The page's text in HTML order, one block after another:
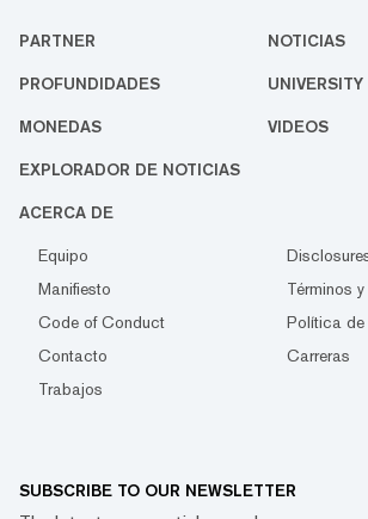
PARTNER NOTICIAS
PROFUNDIDADES UNIVERSITY
MONEDAS VIDEOS
EXPLORADOR DE NOTICIAS
ACERCA DE
Equipo
Manifiesto
Términos
Code of Conduct
Política de
Contacto
Carreras
Trabajos
SUBSCRIBE TO OUR NEWSLETTER